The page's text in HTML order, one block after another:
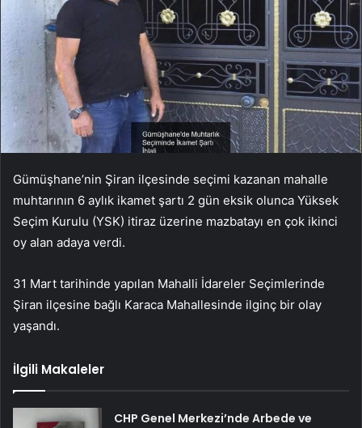
Gümüşhane’nin Şiran ilçesinde seçimi kazanan mahalle
muhtarının 6 aylık ikamet şartı 2 gün eksik olunca Yüksek
Seçim Kurulu (YSK) itiraz üzerine mazbatayı en çok ikinci
oy alan adaya verdi.
31 Mart tarihinde yapılan Mahalli İdareler Seçimlerinde
Şiran ilçesine bağlı Karaca Mahallesinde ilginç bir olay
yaşandı.
İlgili Makaleler
CHP Genel Merkezi’nde Arbede ve